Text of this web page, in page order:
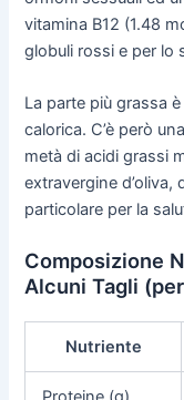
vitamina B12 (1.48
globuli rossi e per lo
La parte più grassa
calorica. C’è però
metà di acidi grassi
extravergine
particolare per la
Composizione
Alcuni Tagli
Nutriente